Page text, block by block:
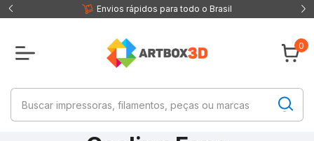
Envios rápidos para todo o Brasil
0